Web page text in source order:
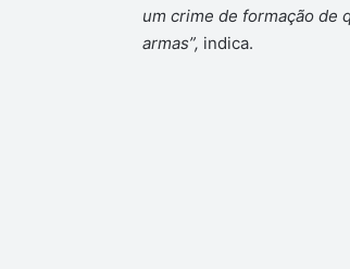
um crime de formação de
armas”, indica.